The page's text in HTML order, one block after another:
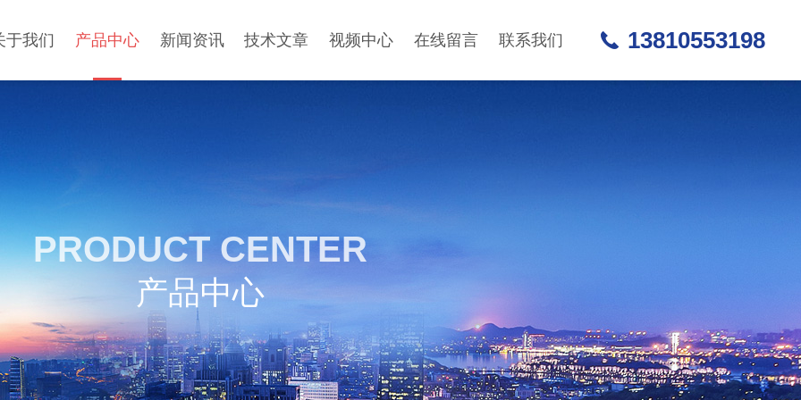
于我们 产品中心 新闻资讯 技术文章 视频中心 在线留言 联系我们 13810553198
PRODUCT CENTER
产品中心